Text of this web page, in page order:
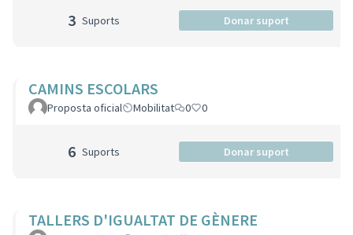
3 Suports Donar suport
CAMINS ESCOLARS
Proposta oficial Mobilitat 0 0
6 Suports Donar suport
TALLERS D'IGUALTAT DE GÈNERE